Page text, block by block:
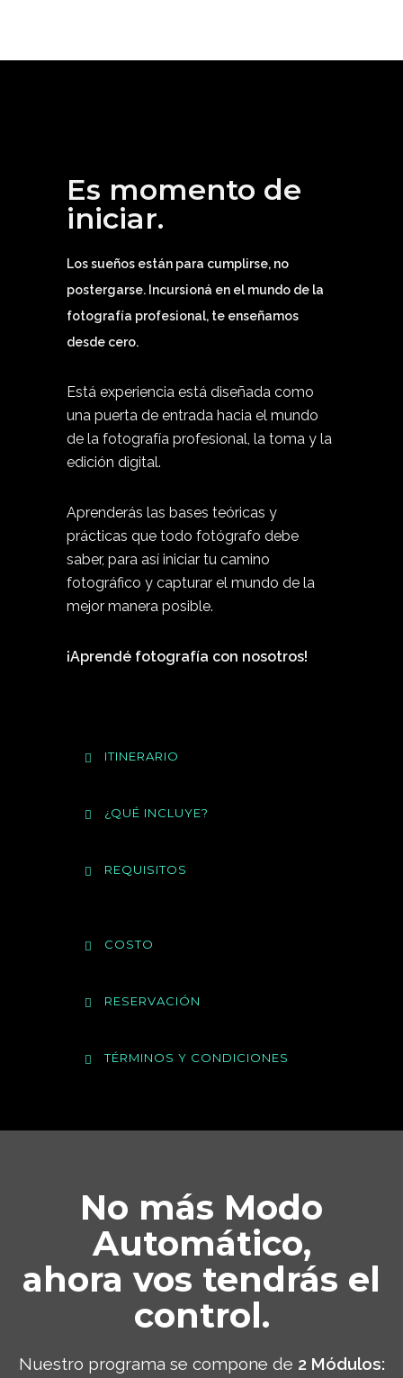
Es momento de
iniciar.
Los sueños están para cumplirse, no
postergarse. Incursioná en el mundo de la
fotografía profesional, te enseñamos
desde cero.
Está experiencia está diseñada como
una puerta de entrada hacia el mundo
de la fotografía profesional, la toma y la
edición digital.
Aprenderás las bases teóricas y
prácticas que todo fotógrafo debe
saber, para así iniciar tu camino
fotográfico y capturar el mundo de la
mejor manera posible.
¡Aprendé fotografía con nosotros!
ITINERARIO
¿QUÉ INCLUYE?
REQUISITOS
COSTO
RESERVACIÓN
TÉRMINOS Y CONDICIONES
No más Modo
Automático,
ahora vos tendrás el
control.
Nuestro programa se compone de 2 Módulos: